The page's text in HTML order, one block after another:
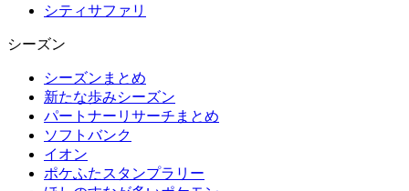
シティサファリ
シーズン
シーズンまとめ
新たな歩みシーズン
パートナーリサーチまとめ
ソフトバンク
イオン
ポケふたスタンプラリー